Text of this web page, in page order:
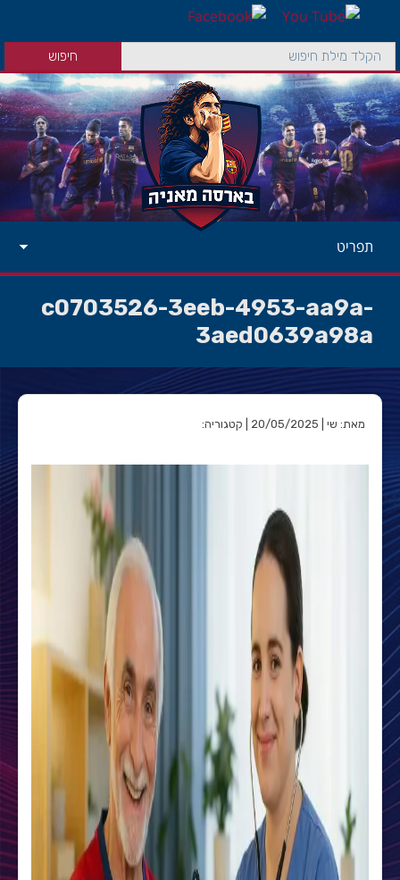
תפריט
c0703526-3eeb-4953-aa9a-
3aed0639a98a
מאת: שי | 20/05/2025 | קטגוריה: